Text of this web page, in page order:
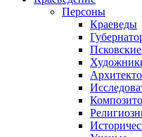
Персоны
Краеведы